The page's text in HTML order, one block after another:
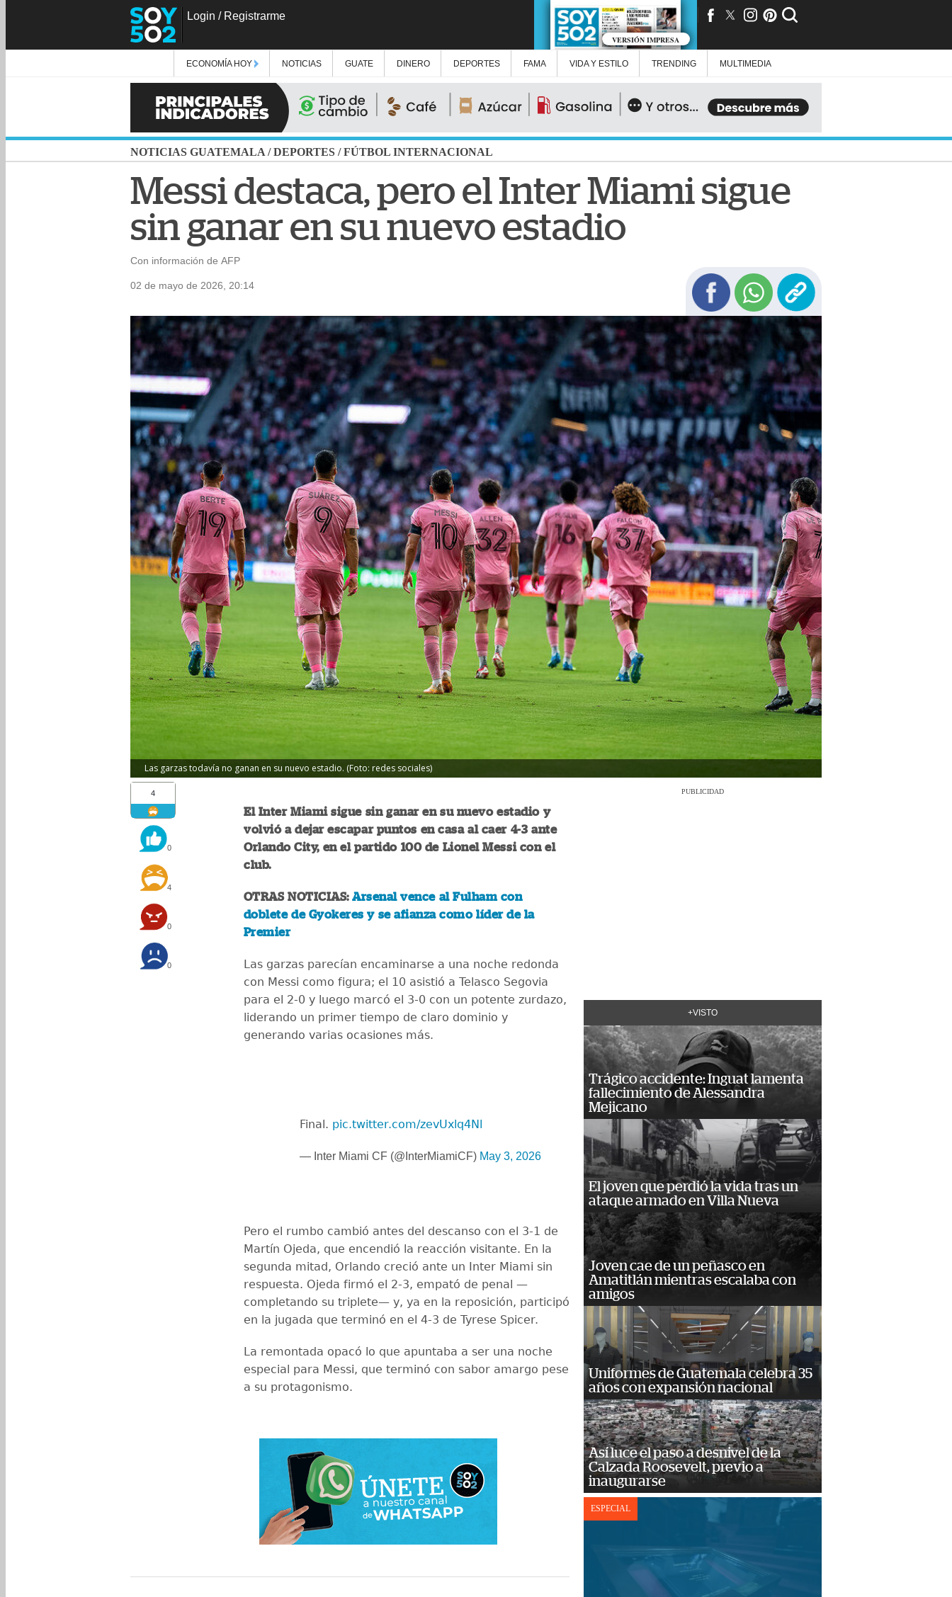
Login / Registrarme
VERSIÓN IMPRESA
ECONOMÍA HOY NOTICIAS GUATE DINERO DEPORTES FAMA VIDA Y ESTILO TRENDING MULTIMEDIA
NOTICIAS GUATEMALA /DEPORTES /FÚTBOL INTERNACIONAL
Messi destaca, pero el Inter Miami sigue
sin ganar en su nuevo estadio
Con información de AFP
02 de mayo de 2026, 20:14
Las garzas todavía no ganan en su nuevo estadio. (Foto: redes sociales)
4
0
4
0
0
El Inter Miami sigue sin ganar en su nuevo estadio y
volvió a dejar escapar puntos en casa al caer 4-3 ante
Orlando City, en el partido 100 de Lionel Messi con el
club.
OTRAS NOTICIAS:Arsenal vence al Fulham con
doblete de Gyokeres y se afianza como líder de la
Premier
Las garzas parecían encaminarse a una noche redonda
con Messi como figura; el 10 asistió a Telasco Segovia
para el 2-0 y luego marcó el 3-0 con un potente zurdazo,
liderando un primer tiempo de claro dominio y
generando varias ocasiones más.
Final. pic.twitter.com/zevUxlq4Nl
— Inter Miami CF (@InterMiamiCF) May 3, 2026
Pero el rumbo cambió antes del descanso con el 3-1 de
Martín Ojeda, que encendió la reacción visitante. En la
segunda mitad, Orlando creció ante un Inter Miami sin
respuesta. Ojeda firmó el 2-3, empató de penal —
completando su triplete— y, ya en la reposición, participó
en la jugada que terminó en el 4-3 de Tyrese Spicer.
La remontada opacó lo que apuntaba a ser una noche
especial para Messi, que terminó con sabor amargo pese
a su protagonismo.
PUBLICIDAD
+VISTO
Trágico accidente: Inguat lamenta
fallecimiento de Alessandra
Mejicano
El joven que perdió la vida tras un
ataque armado en Villa Nueva
Joven cae de un peñasco en
Amatitlán mientras escalaba con
amigos
Uniformes de Guatemala celebra 35
años con expansión nacional
Así luce el paso a desnivel de la
Calzada Roosevelt, previo a
inaugurarse
ESPECIAL